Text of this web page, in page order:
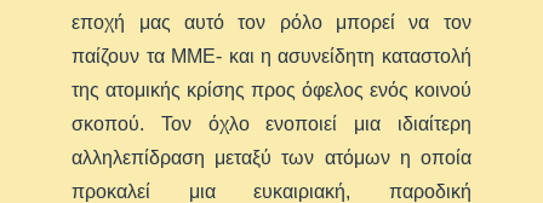
εποχή μας αυτό τον ρόλο μπορεί να τον
παίζουν τα ΜΜΕ- και η ασυνείδητη καταστολή
της ατομικής κρίσης προς όφελος ενός κοινού
σκοπού. Τον όχλο ενοποιεί μια ιδιαίτερη
αλληλεπίδραση μεταξύ των ατόμων η οποία
προκαλεί μια ευκαιριακή, παροδική